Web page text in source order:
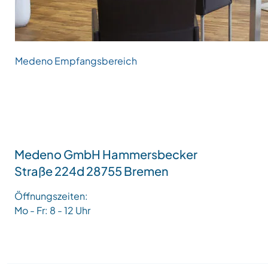
Medeno Empfangsbereich
Medeno GmbH Hammersbecker
Straße 224d 28755 Bremen
Öffnungszeiten:
Mo - Fr: 8 - 12 Uhr